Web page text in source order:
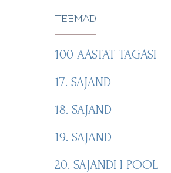
TEEMAD
100 AASTAT TAGASI
17. SAJAND
18. SAJAND
19. SAJAND
20. SAJANDI I POOL